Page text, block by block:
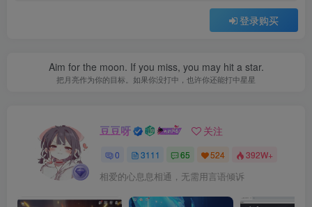
登录购买
Aim for the moon. If you miss, you may hit a star.
把月亮作为你的目标。如果你没打中，也许你还能打中星星
豆豆呀 关注
0 3111 65 524 392W+
相爱的心息息相通，无需用言语倾诉